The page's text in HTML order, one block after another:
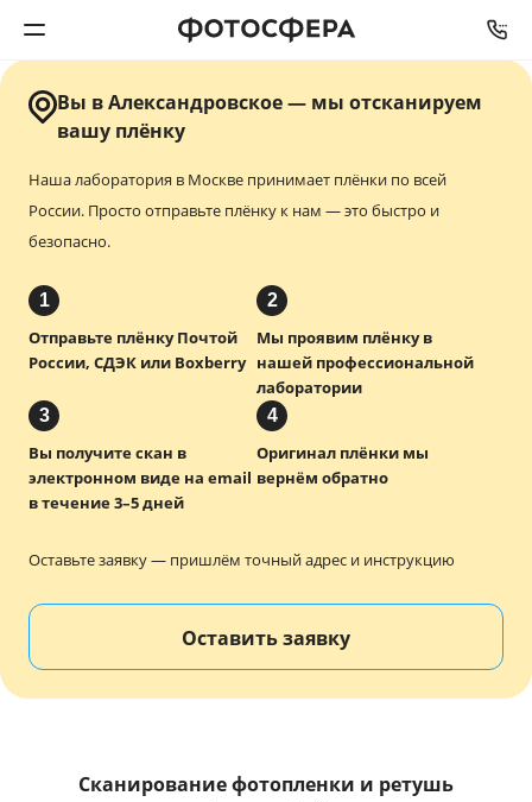
Печать фото
Фотокниги
Календари
Интерьерная печать
Фотоподарки
Багетная мастерская
Полиграфия
Услуги и сервис
Магазин
Вы в Александровское — мы отсканируем
вашу плёнку
Наша лаборатория в Москве принимает плёнки по всей
России. Просто отправьте плёнку к нам — это быстро и
безопасно.
1
Отправьте плёнку Почтой
России, СДЭК или Boxberry
2
Мы проявим плёнку в
нашей профессиональной
лаборатории
3
Вы получите скан в
электронном виде на email
в течение 3–5 дней
4
Оригинал плёнки мы
вернём обратно
Оставьте заявку — пришлём точный адрес и инструкцию
Оставить заявку
Сканирование фотопленки и ретушь